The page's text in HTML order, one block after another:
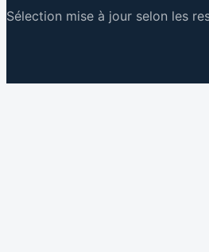
Sélection mise à jour selon les